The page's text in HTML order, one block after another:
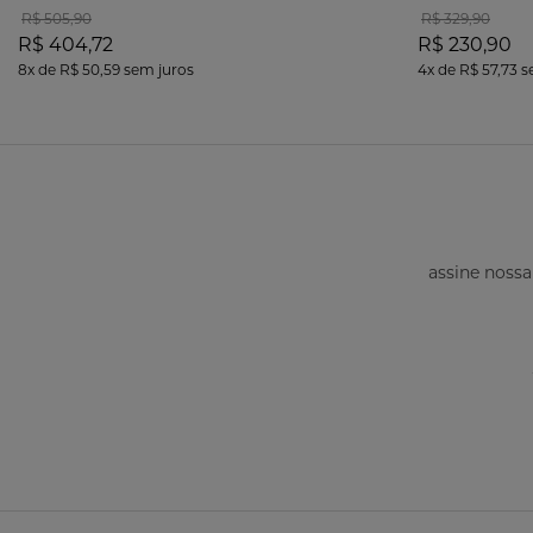
R$ 505,90
R$ 404,72
8xde R$ 50,59sem juros
R$ 329,90
R$ 230,90
4xde R$ 57,73
assine